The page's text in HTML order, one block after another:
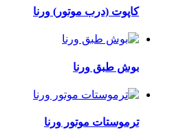
کاپوت (درب موتور) ورنا
بوش طبق ورنا
ترموستات موتور ورنا